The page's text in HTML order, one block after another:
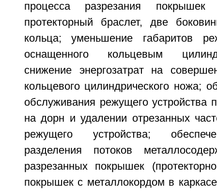
процесса разрезания
протекторный браслет, две
кольца; уменьшение габаритов
оснащенного кольцевым
снижение энергозатрат на
кольцевого цилиндрического ножа;
обслуживания режущего устройства
на дорн и удалении отрезанных
режущего устройства;
разделения потоков
разрезанных покрышек
покрышек с металлокордом в